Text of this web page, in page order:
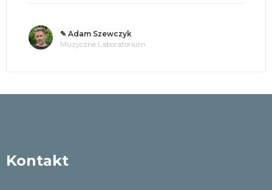
✎ Adam Szewczyk
Muzyczne Laboratorium
Kontakt